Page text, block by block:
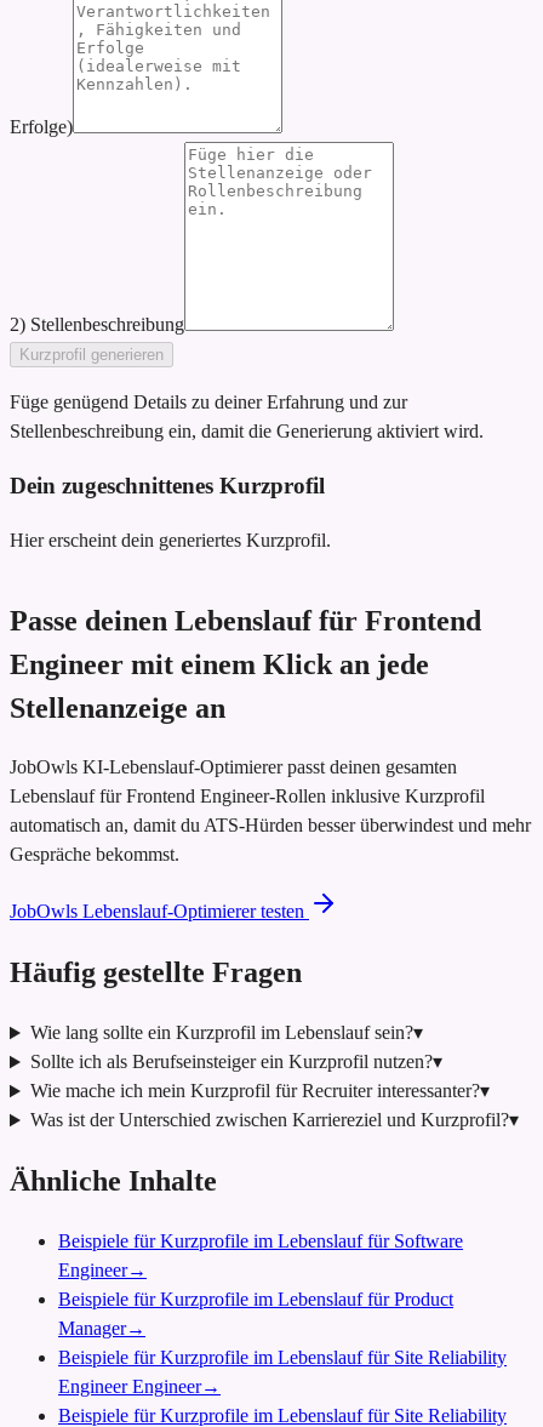
Erfolge)
2) Stellenbeschreibung
Kurzprofil generieren
Füge genügend Details zu deiner Erfahrung und zur
Stellenbeschreibung ein, damit die Generierung aktiviert wird.
Dein zugeschnittenes Kurzprofil
Hier erscheint dein generiertes Kurzprofil.
Passe deinen Lebenslauf für Frontend
Engineer mit einem Klick an jede
Stellenanzeige an
JobOwls KI-Lebenslauf-Optimierer passt deinen gesamten
Lebenslauf für Frontend Engineer-Rollen inklusive Kurzprofil
automatisch an, damit du ATS-Hürden besser überwindest und mehr
Gespräche bekommst.
JobOwls Lebenslauf-Optimierer testen
Häufig gestellte Fragen
Wie lang sollte ein Kurzprofil im Lebenslauf sein?▾
Sollte ich als Berufseinsteiger ein Kurzprofil nutzen?▾
Wie mache ich mein Kurzprofil für Recruiter interessanter?▾
Was ist der Unterschied zwischen Karriereziel und Kurzprofil?▾
Ähnliche Inhalte
Beispiele für Kurzprofile im Lebenslauf für Software
Engineer→
Beispiele für Kurzprofile im Lebenslauf für Product
Manager→
Beispiele für Kurzprofile im Lebenslauf für Site Reliability
Engineer Engineer→
Beispiele für Kurzprofile im Lebenslauf für Site Reliability